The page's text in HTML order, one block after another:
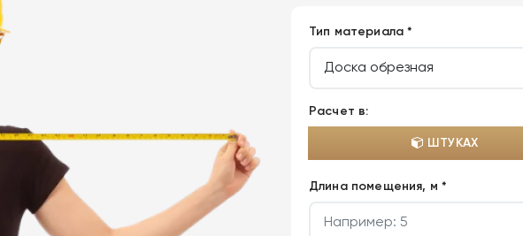
Тип материала *
Расчет в:
ШТУКАХ
Длина помещения, м *